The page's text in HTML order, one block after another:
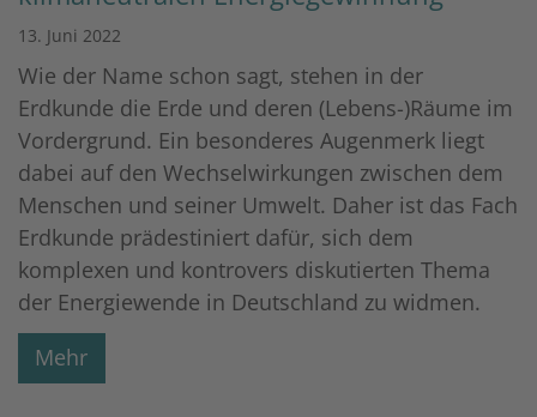
13. Juni 2022
Wie der Name schon sagt, stehen in der
Erdkunde die Erde und deren (Lebens-)Räume im
Vordergrund. Ein besonderes Augenmerk liegt
dabei auf den Wechselwirkungen zwischen dem
Menschen und seiner Umwelt. Daher ist das Fach
Erdkunde prädestiniert dafür, sich dem
komplexen und kontrovers diskutierten Thema
der Energiewende in Deutschland zu widmen.
Mehr